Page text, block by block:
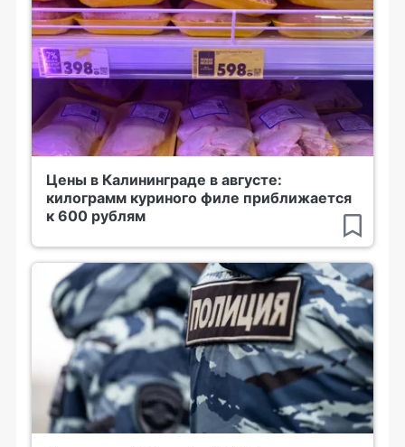
Цены в Калининграде в августе:
килограмм куриного филе приближается
к 600 рублям